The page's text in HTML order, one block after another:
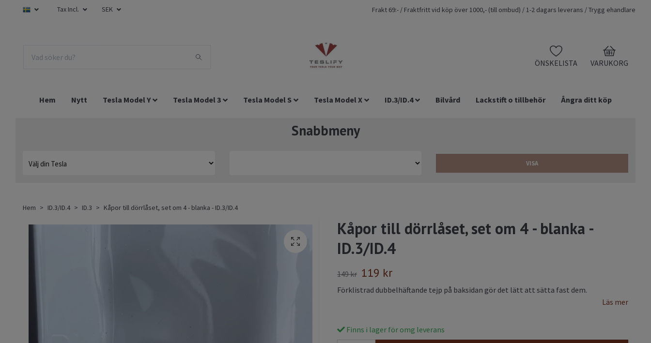
Tax Incl. SEK Frakt 69:- / Fraktfritt vid köp över 1000,- (till ombud) / 1-2 dagars leverans / Trygg ehandlare
ÖNSKELISTA
0
VARUKORG
Hem Nytt Tesla Model Y Tesla Model 3 Tesla Model S Tesla Model X ID.3/ID.4 Bilvård Lackstift o tillbehör Ångra ditt köp
Snabbmeny
VISA
Hem ID.3/ID.4 ID.3 Kåpor till dörrlåset, set om 4 - blanka - ID.3/ID.4
Kåpor till dörrlåset, set om 4 - blanka -
ID.3/ID.4
149 kr 119 kr
Förklistrad dubbelhäftande tejp på baksidan gör det lätt att sätta fast dem.
Läs mer
Finns i lager för omg leverans